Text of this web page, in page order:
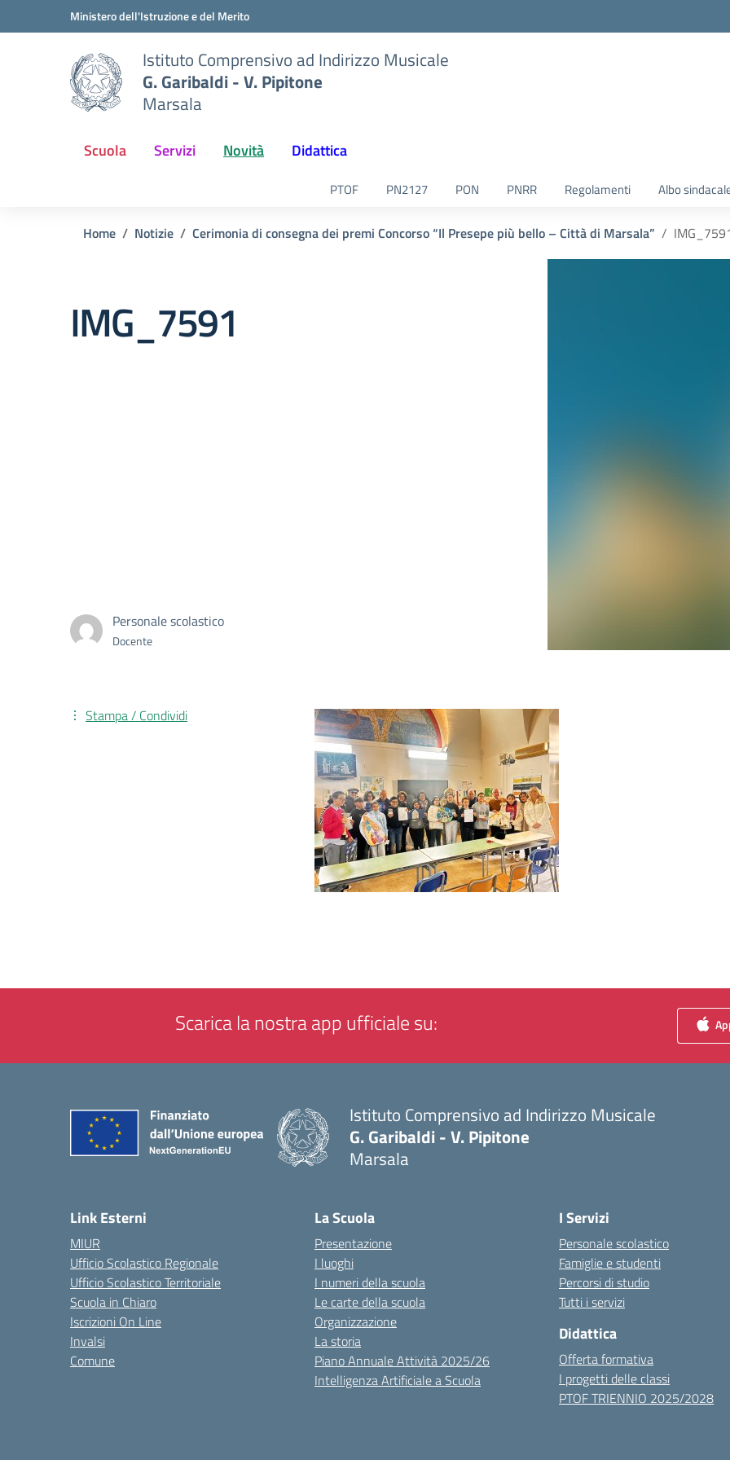
Vai ai contenuti
Vai al menu di navigazioneMinistero dell'Istruzione e del Merito
Istituto Comprensivo ad Indirizzo Musicale
G. Garibaldi - V. Pipitone
Marsala
Scuola Servizi Novità Didattica
PTOF PN2127 PON PNRR Regolamenti Albo
Home Notizie Cerimonia di consegna dei premi Concorso “Il Presepe più bello – Città di Marsala”
IMG_7591
Personale scolastico
Docente
Stampa / Condividi
Scarica la nostra app ufficiale su:
Istituto Comprensivo ad Indirizzo Musicale
G. Garibaldi - V. Pipitone
Marsala
Link Esterni
MIUR
Ufficio Scolastico Regionale
Ufficio Scolastico Territoriale
Scuola in Chiaro
Iscrizioni On Line
Invalsi
Comune
La Scuola
Presentazione
I luoghi
I numeri della scuola
Le carte della scuola
Organizzazione
La storia
Piano Annuale Attività 2025/26
Intelligenza Artificiale a Scuola
I Servizi
Personale scolastico
Famiglie e studenti
Percorsi di studio
Tutti i servizi
Didattica
Offerta formativa
I progetti delle classi
PTOF TRIENNIO 2025/2028